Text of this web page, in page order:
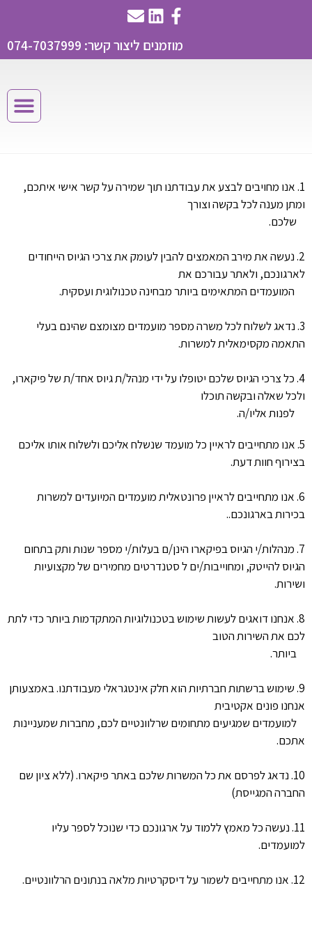
מוזמנים ליצור קשר: 074-7037999
1. אנו מחויבים לבצע את עבודתנו תוך שמירה על קשר אישי איתכם,
ומתן מענה לכל בקשה וצורך
שלכם.
2. נעשה את מירב המאמצים להבין לעומק את צרכי הגיוס הייחודים
לארגונכם, ולאתר עבורכם את
המועמדים המתאימים ביותר מבחינה טכנולוגית ועסקית.
3. נדאג לשלוח לכל משרה מספר מועמדים מצומצם שהינם בעלי
התאמה מקסימאלית למשרות.
4. כל צרכי הגיוס שלכם יטופלו על ידי מנהל/ת גיוס אחד/ת של פיקארו,
ולכל שאלה ובקשה תוכלו
לפנות אליו/ה.
5. אנו מתחייבים לראיין כל מועמד שנשלח אליכם ולשלוח אותו אליכם
בצירוף חוות דעת.
6. אנו מתחייבים לראיין פרונטאלית מועמדים המיועדים למשרות
בכירות בארגונכם..
7. מנהלות/י הגיוס בפיקארו הינן/ם בעלות/י מספר שנות ותק בתחום
הגיוס להייטק, ומחוייבות/ים ל סטנדרטים מחמירים של מקצועיות
ושירות.
8. אנחנו דואגים לעשות שימוש בטכנולוגיות המתקדמות ביותר כדי לתת
לכם את השירות הטוב
ביותר.
9. שימוש ברשתות חברתיות הוא חלק אינטגראלי מעבודתנו. באמצעותן
אנחנו פונים אקטיבית
למועמדים שמגיעים מתחומים שרלוונטיים לכם, מחברות שמעניינות
אתכם.
10. נדאג לפרסם את כל המשרות שלכם באתר פיקארו. (ללא ציון שם
החברה המגייסת)
11. נעשה כל מאמץ ללמוד על ארגונכם כדי שנוכל לספר עליו
למועמדים.
12. אנו מתחייבים לשמור על דיסקרטיות מלאה בנתונים הרלוונטיים.